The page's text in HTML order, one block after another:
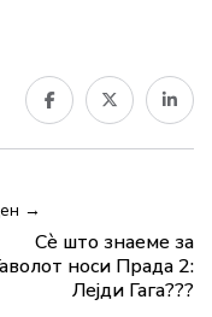
→
Сè што знаеме за
носи Прада 2:
Лејди Гага???